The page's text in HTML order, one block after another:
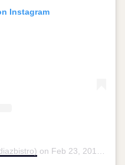
Instagram
on Feb 23, 2018 at 5:24am PST